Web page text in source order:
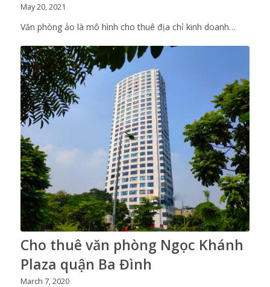
May 20, 2021
Văn phòng ảo là mô hình cho thuê địa chỉ kinh doanh…
Cho thuê văn phòng Ngọc Khánh
Plaza quận Ba Đình
March 7, 2020